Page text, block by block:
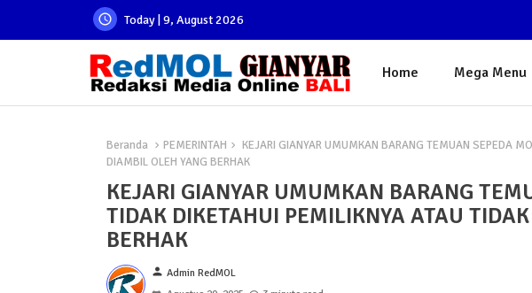
Today | 9, August 2026
Home Mega Menu
Beranda PEMERINTAH
KEJARI GIANYAR UMUMKAN BARANG TEMUAN SEPEDA
DIAMBIL OLEH YANG BERHAK
KEJARI GIANYAR UMUMKAN BARANG
TIDAK DIKETAHUI PEMILIKNYA ATAU
BERHAK
person Admin RedMOL